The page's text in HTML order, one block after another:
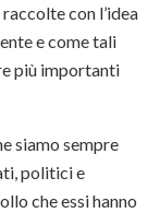
con l’idea
e come tali
più importanti
siamo sempre
politici e
che essi hanno